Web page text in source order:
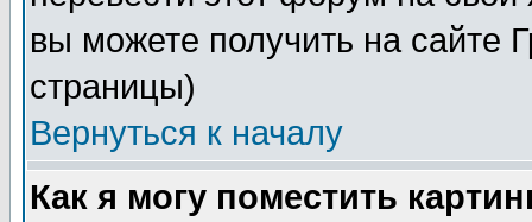
вы можете получить на сайте
страницы)
Вернуться к началу
Как я могу поместить